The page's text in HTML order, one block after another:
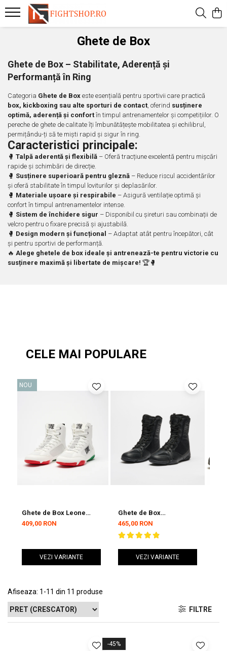
Manusi de Karate
Manusi de MMA
Manusi de Sac
Manusi de Taekwondo
Manusi de Iarna
Karate
Kempo
Wu Shu - Kung Fu - Hapkido
Judo
Fitness
Manechine
Mingi dubla fixare si para de viteza
Mingi medicinale
Motricitate si coordonare
Fitness
Palmare si PAO
Perne de perete si Makiwara
Placi de spargere
Prim ajutor
Accesorii Antrenor
Dresuri de lupte
Geci
Hanorace
Maiouri
Pantaloni
Rashguard
Shorturi
Treninguri
Tricouri
Linie Kempo
Bluză
Slapi
Ghete de Haltere si Fitness
Incaltaminte Adulti Casual
Încălțăminte Copii Casual
Încălțăminte sport
Bustiere si Pieptare
Centuri Arte Martiale
Corzi pentru sarit
Fase de Box
Genunchiere si cotiere
Glezniere
Prosoape
Protectii genitale
Proteze dentare
Rucsacuri si genti
Sepci si caciuli
Federatia Romana de Karate WUKF
Colanti aproape GRATIS
Geci aproape GRATIS
Incaltaminte aproape GRATIS
Maiouri aproape GRATIS
Pantaloni aproape GRATIS
Rashguard-uri aproape GRATIS
Short-uri aproape GRATIS
Treninguri apropae GRATIS
Tricouri aproape GRATIS
Ghete de Box
Ghete de Box – Stabilitate, Aderență și
Performanță în Ring
Categoria Ghete de Box este esențială pentru sportivii care practică
box, kickboxing sau alte sporturi de contact, oferind susținere
optimă, aderență și confort în timpul antrenamentelor și competițiilor. O
pereche de ghete de calitate îți îmbunătățește mobilitatea și echilibrul,
permițându-ți să te miști rapid și sigur în ring.
Caracteristici principale:
🥊 Talpă aderentă și flexibilă – Oferă tracțiune excelentă pentru mișcări
rapide și schimbări de direcție.
🥊 Susținere superioară pentru gleznă – Reduce riscul accidentărilor
și oferă stabilitate în timpul loviturilor și deplasărilor.
🥊 Materiale ușoare și respirabile – Asigură ventilație optimă și
confort în timpul antrenamentelor intense.
🥊 Sistem de închidere sigur – Disponibil cu șireturi sau combinații de
velcro pentru o fixare precisă și ajustabilă.
🥊 Design modern și funcțional – Adaptat atât pentru începători, cât
și pentru sportivi de performanță.
🔥 Alege ghetele de box ideale și antrenează-te pentru victorie cu
susținere maximă și libertate de mișcare! 🏆🥊
CELE MAI POPULARE
NOU
Ghete de Box Leone
Premium Albe
409,00 RON
VEZI VARIANTE
Ghete de Box
Profesionale Leone
Negre
465,00 RON
VEZI VARIANTE
Afiseaza: 1-11 din 11 produse
FILTRE
-45%